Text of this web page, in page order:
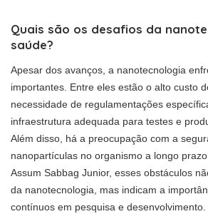
Quais são os desafios da
saúde?
Apesar dos avanços, a nanotecnologia
importantes. Entre eles estão o alto custo
necessidade de regulamentações
infraestrutura adequada para testes e
Além disso, há a preocupação com a
nanopartículas no organismo a longo
Assum Sabbag Junior, esses obstáculos
da nanotecnologia, mas indicam a
contínuos em pesquisa e desenvolvimento.